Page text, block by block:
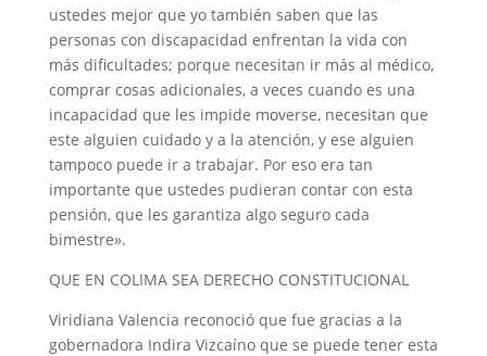
ustedes mejor que yo también saben que las
personas con discapacidad enfrentan la vida con
más dificultades; porque necesitan ir más al médico,
comprar cosas adicionales, a veces cuando es una
incapacidad que les impide moverse, necesitan que
este alguien cuidado y a la atención, y ese alguien
tampoco puede ir a trabajar. Por eso era tan
importante que ustedes pudieran contar con esta
pensión, que les garantiza algo seguro cada
bimestre».
QUE EN COLIMA SEA DERECHO CONSTITUCIONAL
Viridiana Valencia reconoció que fue gracias a la
gobernadora Indira Vizcaíno que se puede tener esta